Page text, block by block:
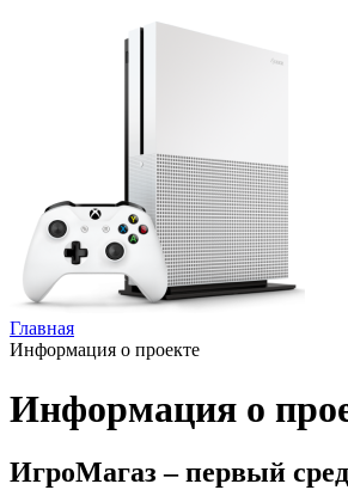
Главная
Информация о проекте
Информация о
ИгроМагаз – первый